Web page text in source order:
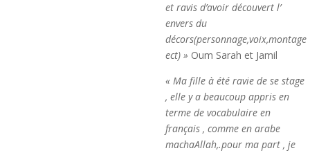
et ravis d’avoir découvert l’
envers du
décors(personnage,voix,montage
ect) » Oum Sarah et Jamil
« Ma fille à été ravie de se stage
, elle y a beaucoup appris en
terme de vocabulaire en
français , comme en arabe
machaAllah,.pour ma part , je